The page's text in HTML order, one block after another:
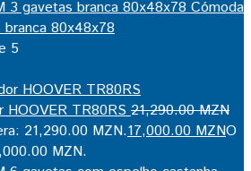
Cómoda
80x48x78
5
HOOVER TR80RS 21,290.00MZN
21,290.00 MZN.17,000.00MZNO
MZN.